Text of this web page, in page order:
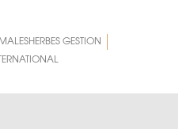
MALESHERBES GESTION